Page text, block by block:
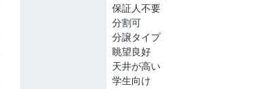
保証人不要
分割可
分譲タイプ
眺望良好
天井が高い
学生向け